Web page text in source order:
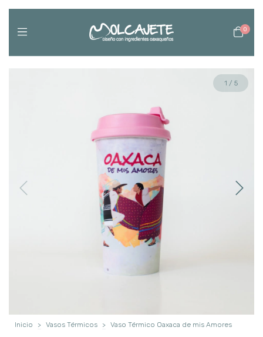
0
1 / 5
Inicio > Vasos Térmicos > Vaso Térmico Oaxaca de mis Amores